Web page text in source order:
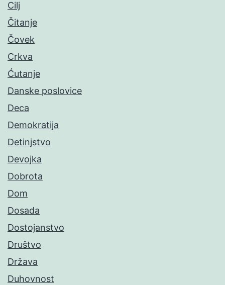
Cilj
Čitanje
Čovek
Crkva
Ćutanje
Danske poslovice
Deca
Demokratija
Detinjstvo
Devojka
Dobrota
Dom
Dosada
Dostojanstvo
Društvo
Država
Duhovnost